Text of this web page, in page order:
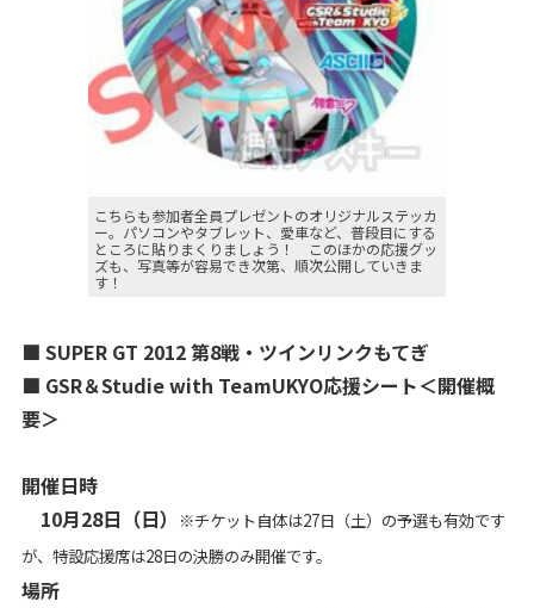
こちらも参加者全員プレゼントのオリジナルステッカ
ー。パソコンやタブレット、愛車など、普段目にする
ところに貼りまくりましょう！ このほかの応援グッ
ズも、写真等が容易でき次第、順次公開していきま
す！
■ SUPER GT 2012 第8戦・ツインリンクもてぎ
■ GSR＆Studie with TeamUKYO応援シート＜開催概
要＞
開催日時
10月28日（日）
※チケット自体は27日（土）の予選も有効です
が、特設応援席は28日の決勝のみ開催です。
場所